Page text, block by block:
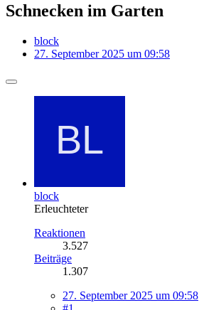
Schnecken im Garten
block
27. September 2025 um 09:58
block
Erleuchteter
Reaktionen
3.527
Beiträge
1.307
27. September 2025 um 09:58